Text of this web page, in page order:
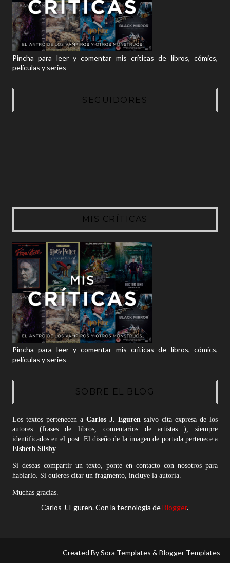
Pincha para leer y comentar mis críticas de libros, cómics,
películas y series
SEGUIDORES
MIS CRÍTICAS
Pincha para leer y comentar mis críticas de libros, cómics,
películas y series
SOBRE EL BLOG
Los textos pertenecen a Carlos J. Egurensalvo cita expresa de los
autores (frases de libros, comentarios de artistas...), siempre
identificados en el post. El diseño de la imagen de portada pertenece a
Elsbeth Silsby.
Si deseas compartir un texto, ponte en contacto con nosotros para
hablarlo. Si quieres citar un fragmento, incluye la autoría.
Muchas gracias.
Carlos J. Eguren. Con la tecnología deBlogger.
Created BySora Templates &Blogger Templates